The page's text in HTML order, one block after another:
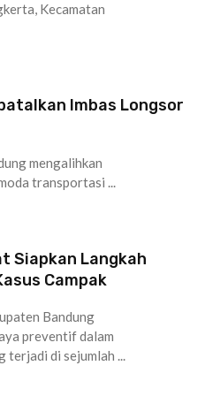
Kecamatan
Imbas Longsor
mengalihkan
transportasi ...
Siapkan Langkah
Campak
Bandung
preventif dalam
terjadi di sejumlah ...